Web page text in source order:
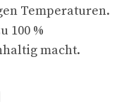
Temperaturen.
100 %
macht.